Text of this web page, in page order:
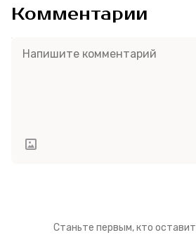
Комментарии
Станьте первым, кто